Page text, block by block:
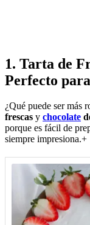
1. Tarta de
Perfecto
¿Qué puede ser más
frescas y chocolate
porque es fácil de
siempre impresiona.+